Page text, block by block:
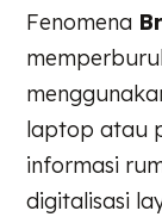
Fenomena
laptop atau
informasi
digitalisasi